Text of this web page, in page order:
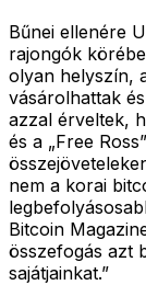
Bűnei ellenére
rajongók
olyan helyszín,
vásárolhattak
azzal érveltek,
és a „Free
nem a korai
Bitcoin
összefogás azt
sajátjainkat.”